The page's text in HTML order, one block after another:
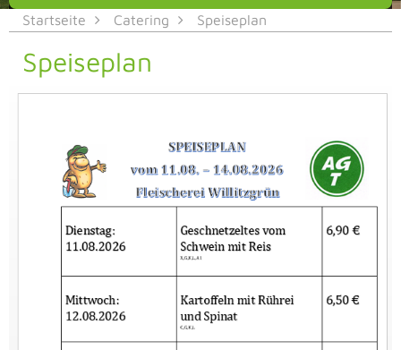
Startseite Catering Speiseplan
Speiseplan